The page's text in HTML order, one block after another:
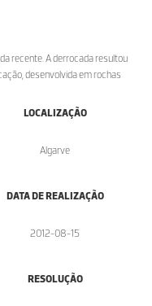
recente. A derrocada resultou
desenvolvida em rochas
LOCALIZAÇÃO
Algarve
DATA DE REALIZAÇÃO
2012-08-15
RESOLUÇÃO